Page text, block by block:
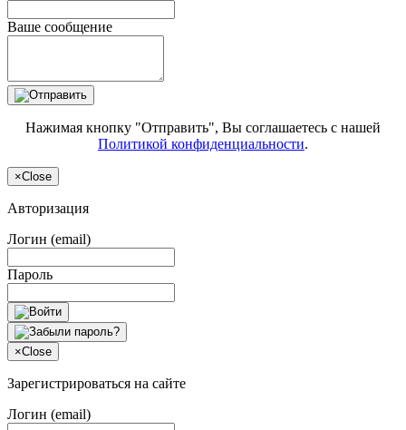
Ваше сообщение
Нажимая кнопку "Отправить", Вы соглашаетесь с нашей
Политикой конфиденциальности.
×Close
Авторизация
Логин (email)
Пароль
×Close
Зарегистрироваться на сайте
Логин (email)